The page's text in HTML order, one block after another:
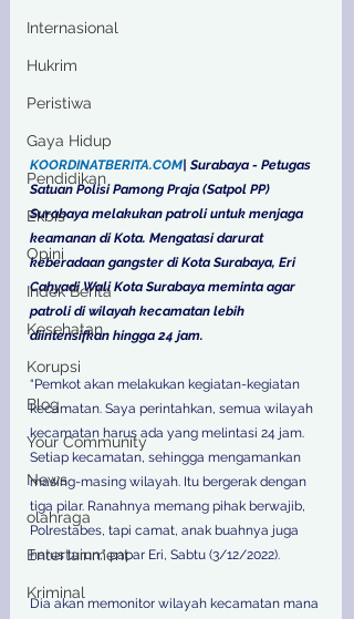
Internasional
Hukrim
Peristiwa
Gaya Hidup
Pendidikan
Ekbis
Opini
Indek Berita
Kesehatan
Korupsi
Blog
Your Community
News
olahraga
Entertainment
Kriminal
KOORDINATBERITA.COM | Surabaya - Petugas
Satuan Polisi Pamong Praja (Satpol PP)
Surabaya melakukan patroli untuk menjaga
keamanan di Kota. Mengatasi darurat
keberadaan gangster di Kota Surabaya, Eri
Cahyadi Wali Kota Surabaya meminta agar
patroli di wilayah kecamatan lebih
diintensifkan hingga 24 jam.
“Pemkot akan melakukan kegiatan-kegiatan
kecamatan. Saya perintahkan, semua wilayah
kecamatan harus ada yang melintasi 24 jam.
Setiap kecamatan, sehingga mengamankan
masing-masing wilayah. Itu bergerak dengan
tiga pilar. Ranahnya memang pihak berwajib,
Polrestabes, tapi camat, anak buahnya juga
harus turun,” papar Eri, Sabtu (3/12/2022).
Dia akan memonitor wilayah kecamatan mana